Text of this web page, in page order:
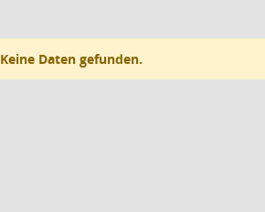
Keine Daten gefunden.